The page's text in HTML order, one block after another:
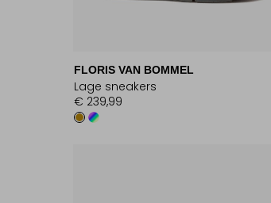
FLORIS VAN BOMMEL
Lage sneakers
€ 239,99